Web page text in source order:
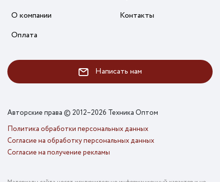
О компании
Оплата
Контакты
Написать нам
Авторские права © 2012–2026 Техника Оптом
Политика обработки персональных данных
Согласие на обработку персональных данных
Согласие на получение рекламы